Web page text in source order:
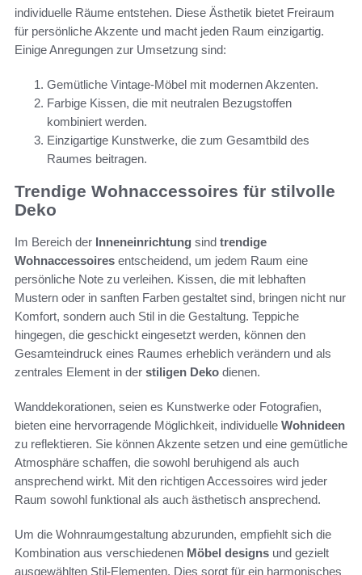
individuelle Räume entstehen. Diese Ästhetik bietet Freiraum
für persönliche Akzente und macht jeden Raum einzigartig.
Einige Anregungen zur Umsetzung sind:
Gemütliche Vintage-Möbel mit modernen Akzenten.
Farbige Kissen, die mit neutralen Bezugstoffen
kombiniert werden.
Einzigartige Kunstwerke, die zum Gesamtbild des
Raumes beitragen.
Trendige Wohnaccessoires für stilvolle
Deko
Im Bereich der Inneneinrichtung sind trendige
Wohnaccessoires entscheidend, um jedem Raum eine
persönliche Note zu verleihen. Kissen, die mit lebhaften
Mustern oder in sanften Farben gestaltet sind, bringen nicht nur
Komfort, sondern auch Stil in die Gestaltung. Teppiche
hingegen, die geschickt eingesetzt werden, können den
Gesamteindruck eines Raumes erheblich verändern und als
zentrales Element in der stiligen Deko dienen.
Wanddekorationen, seien es Kunstwerke oder Fotografien,
bieten eine hervorragende Möglichkeit, individuelle Wohnideen
zu reflektieren. Sie können Akzente setzen und eine gemütliche
Atmosphäre schaffen, die sowohl beruhigend als auch
ansprechend wirkt. Mit den richtigen Accessoires wird jeder
Raum sowohl funktional als auch ästhetisch ansprechend.
Um die Wohnraumgestaltung abzurunden, empfiehlt sich die
Kombination aus verschiedenen Möbel designs und gezielt
ausgewählten Stil-Elementen. Dies sorgt für ein harmonisches